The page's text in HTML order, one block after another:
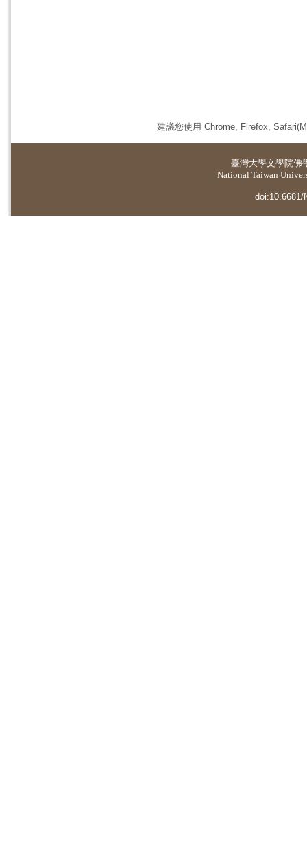
建議您使用 Chrome, Firefox,
臺灣大學文學院佛
National Taiwan
doi:10.6681/